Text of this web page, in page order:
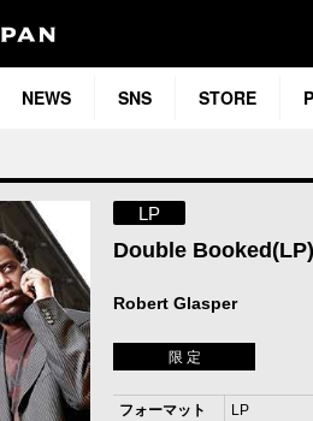
NEWS SNS STORE
LP
Double Booked(LP)
Robert Glasper
限 定
フォーマット
LP